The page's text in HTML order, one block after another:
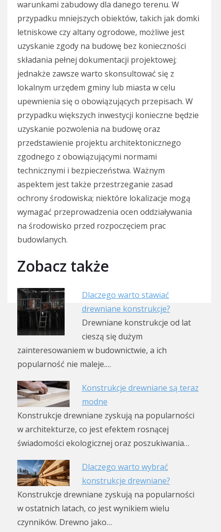
warunkami zabudowy dla danego terenu. W
przypadku mniejszych obiektów, takich jak domki
letniskowe czy altany ogrodowe, możliwe jest
uzyskanie zgody na budowę bez konieczności
składania pełnej dokumentacji projektowej;
jednakże zawsze warto skonsultować się z
lokalnym urzędem gminy lub miasta w celu
upewnienia się o obowiązujących przepisach. W
przypadku większych inwestycji konieczne będzie
uzyskanie pozwolenia na budowę oraz
przedstawienie projektu architektonicznego
zgodnego z obowiązującymi normami
technicznymi i bezpieczeństwa. Ważnym
aspektem jest także przestrzeganie zasad
ochrony środowiska; niektóre lokalizacje mogą
wymagać przeprowadzenia ocen oddziaływania
na środowisko przed rozpoczęciem prac
budowlanych.
Zobacz także
Dlaczego warto stawiać
drewniane konstrukcje?
Drewniane konstrukcje od lat
cieszą się dużym
zainteresowaniem w budownictwie, a ich
popularność nie maleje.…
Konstrukcje drewniane są teraz
modne
Konstrukcje drewniane zyskują na popularności
w architekturze, co jest efektem rosnącej
świadomości ekologicznej oraz poszukiwania…
Dlaczego warto wybrać
konstrukcje drewniane?
Konstrukcje drewniane zyskują na popularności
w ostatnich latach, co jest wynikiem wielu
czynników. Drewno jako…